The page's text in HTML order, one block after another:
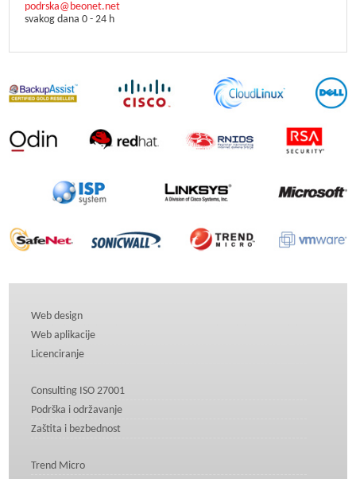
podrska@beonet.net
svakog dana 0 - 24 h
Web design
Web aplikacije
Licenciranje
Consulting ISO 27001
Podrška i održavanje
Zaštita i bezbednost
Trend Micro